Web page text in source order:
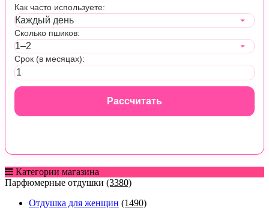
Как часто используете:
Сколько пшиков:
Срок (в месяцах):
Рассчитать
Категории магазина
Парфюмерные отдушки (3380)
Отдушка для женщин (1490)